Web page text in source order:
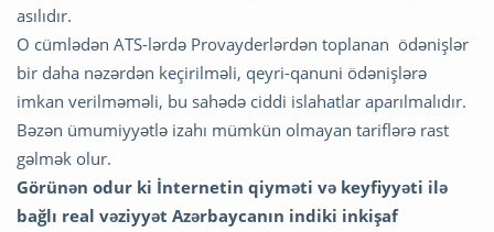
asılıdır.
O cümlədən ATS-lərdə Provayderlərdən toplanan ödənişlər
bir daha nəzərdən keçirilməli, qeyri-qanuni ödənişlərə
imkan verilməməli, bu sahədə ciddi islahatlar aparılmalıdır.
Bəzən ümumiyyətlə izahı mümkün olmayan tariflərə rast
gəlmək olur.
Görünən odur ki İnternetin qiyməti və keyfiyyəti ilə
bağlı real vəziyyət Azərbaycanın indiki inkişaf